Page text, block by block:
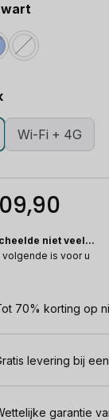
Wi-Fi + 4G
niet veel...
volgende is voor u
70% korting op
levering bij
garantie